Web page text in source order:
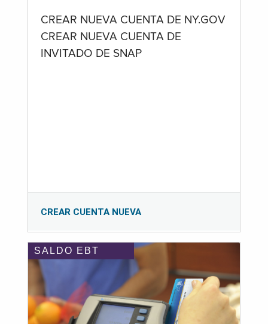
CREAR NUEVA CUENTA DE NY.GOV
CREAR NUEVA CUENTA DE
INVITADO DE SNAP
CREAR CUENTA NUEVA
SALDO EBT